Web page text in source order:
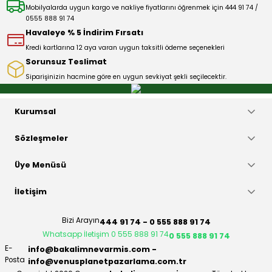
Ürün fiyatı diğer sitelerden daha pahalı.
Bu ürüne benzer farklı alternatifler olmalı.
Mobilyalarda uygun kargo ve nakliye fiyatlarını öğrenmek için 444 91 74 /
0555 888 91 74
Havaleye % 5 İndirim Fırsatı
Kredi kartlarına 12 aya varan uygun taksitli ödeme seçenekleri
Sorunsuz Teslimat
Siparişinizin hacmine göre en uygun sevkiyat şekli seçilecektir.
Kurumsal
Sözleşmeler
Üye Menüsü
İletişim
Bizi Arayın444 91 74 - 0 555 888 91 74
Whatsapp İletişim 0 555 888 91 740 555 888 91 74
E-
Posta
info@bakalimnevarmis.com -
info@venusplanetpazarlama.com.tr